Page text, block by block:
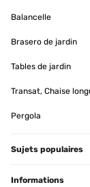
Balancelle
Brasero de jardin
Tables de jardin
Transat, Chaise
Pergola
Sujets populaires
Informations